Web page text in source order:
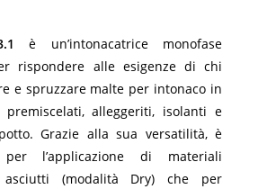
è un’intonacatrice monofase
rispondere alle esigenze di chi
e spruzzare malte per intonaco in
premiscelati, alleggeriti, isolanti e
Grazie alla sua versatilità, è
l’applicazione di materiali
asciutti (modalità Dry) che per